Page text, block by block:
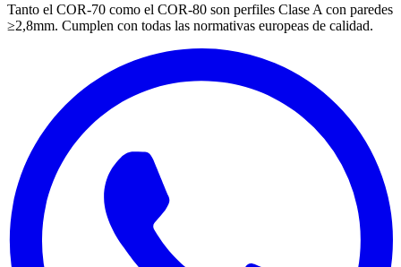
Tanto el COR-70 como el COR-80 son perfiles Clase A con paredes
≥2,8mm. Cumplen con todas las normativas europeas de calidad.